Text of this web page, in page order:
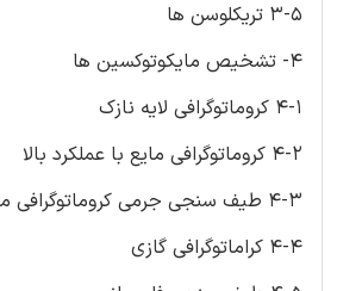
3-5 تریکلوسن ها
4- تشخیص مایکوتوکسین ها
4-1 کروماتوگرافی لایه نازک
4-2 کروماتوگرافی مایع با عملکرد بالا
4-3 طیف سنجی جرمی کروماتوگرافی مایع
4-4 کراماتوگرافی گازی